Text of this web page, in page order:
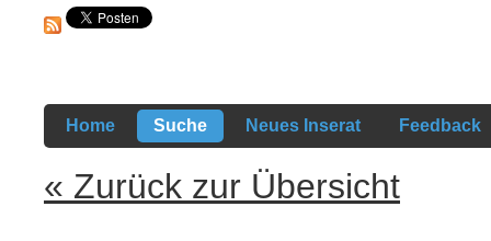
Home Suche Neues Inserat Feedback
« Zurück zur Übersicht